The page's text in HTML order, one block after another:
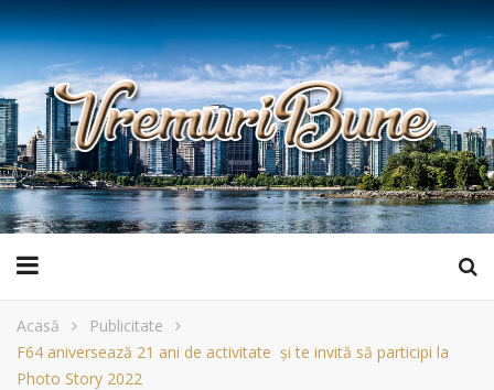
Acasă
Publicitate
F64 aniversează 21 ani de activitate şi te invită să participi la
Photo Story 2022